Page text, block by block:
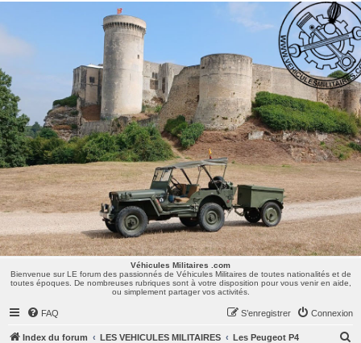
Véhicules Militaires .com
Bienvenue sur LE forum des passionnés de Véhicules Militaires de toutes nationalités et de
toutes époques. De nombreuses rubriques sont à votre disposition pour vous venir en aide,
ou simplement partager vos activités.
Véhicules Militaires .com
Bienvenue sur LE forum des passionnés de Véhicules Militaires de toutes nationalités et de
toutes époques. De nombreuses rubriques sont à votre disposition pour vous venir en aide,
ou simplement partager vos activités.
FAQ Connexion
S’enregistrer
Index du forum LES VEHICULES MILITAIRES Les Peugeot P4